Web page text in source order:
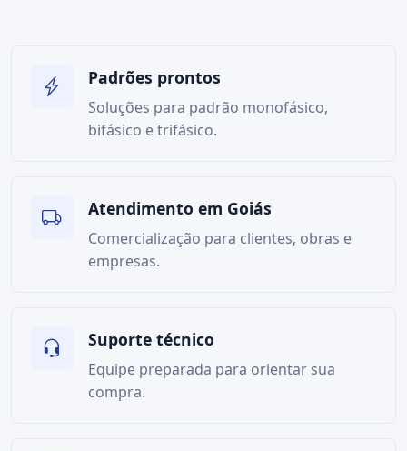
Padrões prontos
Soluções para padrão monofásico,
bifásico e trifásico.
Atendimento em Goiás
Comercialização para clientes, obras e
empresas.
Suporte técnico
Equipe preparada para orientar sua
compra.